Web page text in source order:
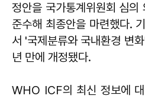
정안을 국가통계위원회 심
준수해 최종안을 마련했다.
서 '국제분류와 국내환경 변
년 만에 개정됐다.
WHO ICF의 최신 정보에 대